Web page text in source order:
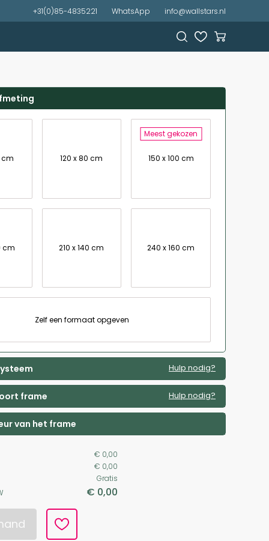
+31(0)85-4835221 WhatsApp info@wallstars.nl
cm 120 x 80 cm
Meest gekozen
150 x 100 cm
cm 210 x 140 cm 240 x 160 cm
Zelf een formaat opgeven
Hulp nodig?
frame Hulp nodig?
van het frame
€ 0,00
€ 0,00
Gratis
€ 0,00